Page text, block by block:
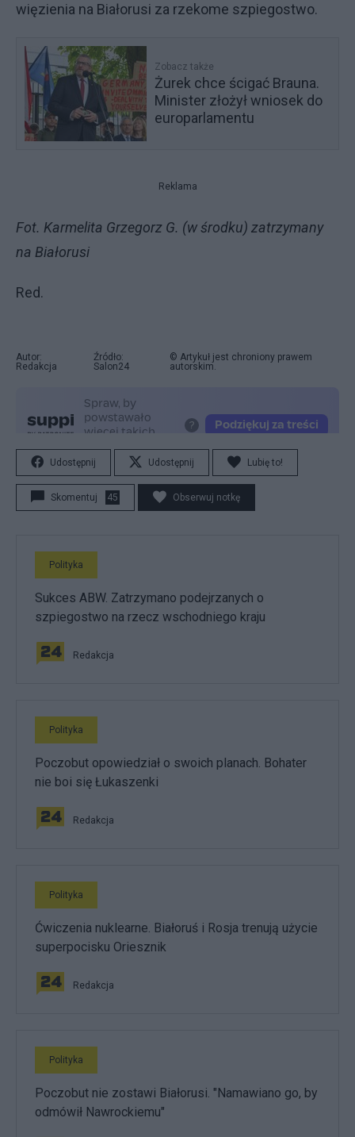
więzienia na Białorusi za rzekome szpiegostwo.
Zobacz także
Żurek chce ścigać Brauna.
Minister złożył wniosek do
europarlamentu
Reklama
Fot. Karmelita Grzegorz G. (w środku) zatrzymany
na Białorusi
Red.
Autor:
Redakcja
Źródło:
Salon24
© Artykuł jest chroniony prawem
autorskim.
Udostępnij Udostępnij Lubię to!
Skomentuj 45 Obserwuj notkę
Polityka
Sukces ABW. Zatrzymano podejrzanych o
szpiegostwo na rzecz wschodniego kraju
Redakcja
Polityka
Poczobut opowiedział o swoich planach. Bohater
nie boi się Łukaszenki
Redakcja
Polityka
Ćwiczenia nuklearne. Białoruś i Rosja trenują użycie
superpocisku Oriesznik
Redakcja
Polityka
Poczobut nie zostawi Białorusi. "Namawiano go, by
odmówił Nawrockiemu"